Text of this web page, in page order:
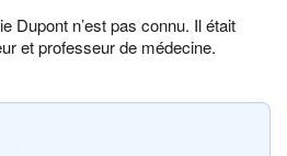
Dupont n’est pas connu. Il était
et professeur de médecine.